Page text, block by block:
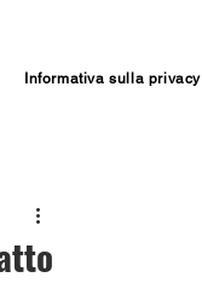
Informativa sulla privacy